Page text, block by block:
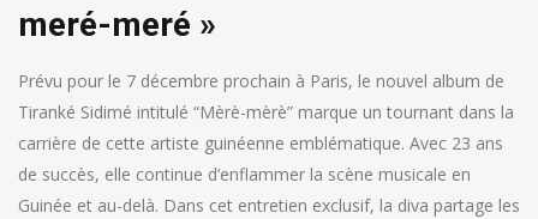
meré-meré »
Prévu pour le 7 décembre prochain à Paris, le nouvel album de
Tiranké Sidimé intitulé “Mèrè-mèrè” marque un tournant dans la
carrière de cette artiste guinéenne emblématique. Avec 23 ans
de succès, elle continue d’enflammer la scène musicale en
Guinée et au-delà. Dans cet entretien exclusif, la diva partage les